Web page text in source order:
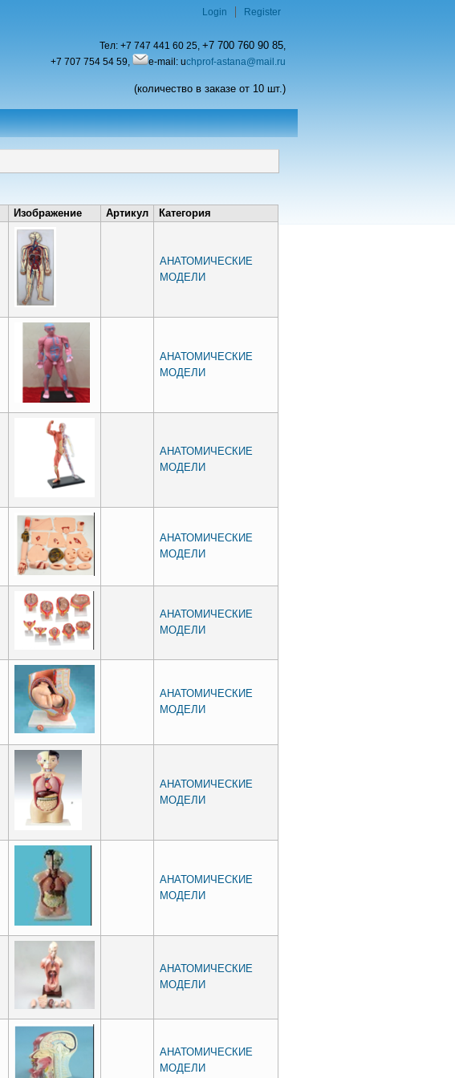
Тел: +7 747 441 60 25, +7 700 760 90 85,
+7 707 754 54 59,
e-mail: uchprof-astana@mail.ru
(количество в заказе от 10 шт.)
Login Register
Изображение Артикул Категория
АНАТОМИЧЕСКИЕ
МОДЕЛИ
АНАТОМИЧЕСКИЕ
МОДЕЛИ
АНАТОМИЧЕСКИЕ
МОДЕЛИ
АНАТОМИЧЕСКИЕ
МОДЕЛИ
АНАТОМИЧЕСКИЕ
МОДЕЛИ
АНАТОМИЧЕСКИЕ
МОДЕЛИ
АНАТОМИЧЕСКИЕ
МОДЕЛИ
АНАТОМИЧЕСКИЕ
МОДЕЛИ
АНАТОМИЧЕСКИЕ
МОДЕЛИ
АНАТОМИЧЕСКИЕ
МОДЕЛИ